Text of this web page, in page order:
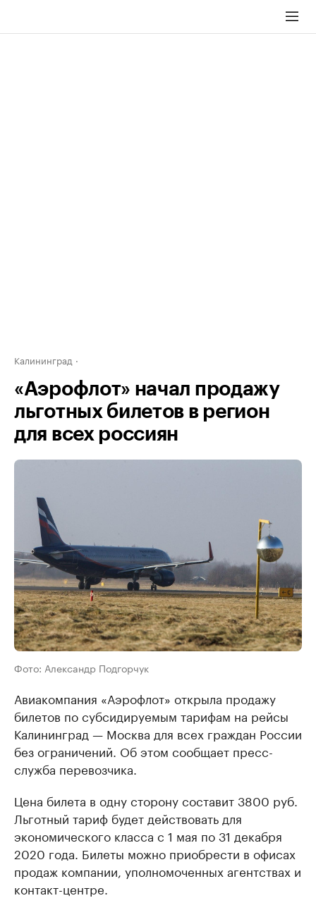
Калининград
«Аэрофлот» начал продажу
льготных билетов в регион
для всех россиян
Фото: Александр Подгорчук
Авиакомпания «Аэрофлот» открыла продажу
билетов по субсидируемым тарифам на рейсы
Калининград — Москва для всех граждан России
без ограничений. Об этом сообщает пресс-
служба перевозчика.
Цена билета в одну сторону составит 3800 руб.
Льготный тариф будет действовать для
экономического класса с 1 мая по 31 декабря
2020 года. Билеты можно приобрести в офисах
продаж компании, уполномоченных агентствах и
контакт-центре.